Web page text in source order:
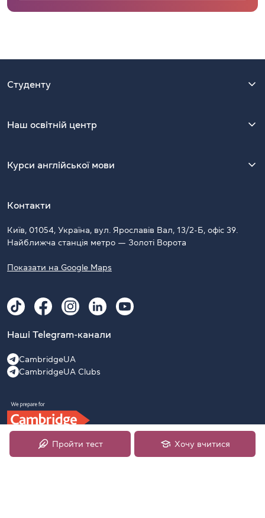
Студенту
Наш освітній центр
Курси англійської мови
Контакти
Київ, 01054, Україна, вул. Ярославів Вал, 13/2-Б, офіс 39.
Найближча станція метро — Золоті Ворота
Показати на Google Maps
Наші Telegram-канали
CambridgeUA
CambridgeUA Clubs
Пройти тест Хочу вчитися